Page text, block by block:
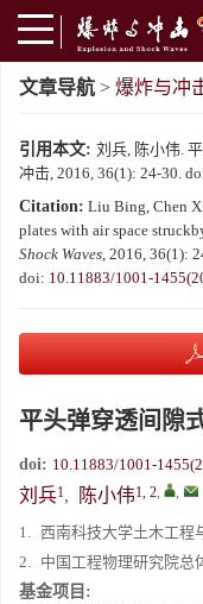
文章导航 > 爆炸与冲
引用本文: 刘兵, 陈小伟.
冲击, 2016, 36(1): 24-30.
Citation: Liu Bing, Chen
plates with air space
Shock Waves, 2016, 36(1):
doi: 10.11883/1001-
平头弹穿透间隙
doi: 10.11883/1001-
刘兵1, 陈小伟1, 2, ,
1. 西南科技大学土木工程
2. 中国工程物理研究院总
基金项目: